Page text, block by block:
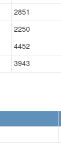
2851
2250
4452
3943